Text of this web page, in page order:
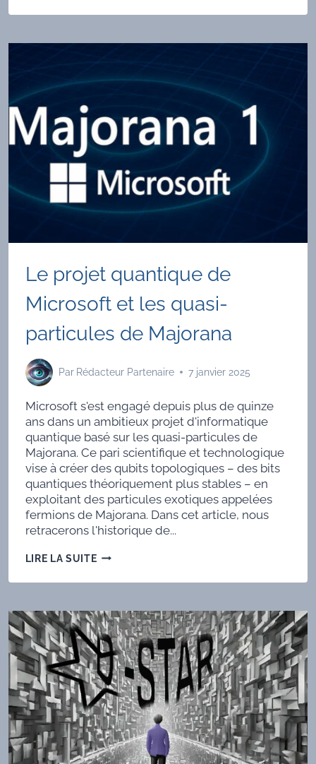
C’EST
Le projet quantique de
Microsoft et les quasi-
particules de Majorana
Par Rédacteur Partenaire 7 janvier 2025
Microsoft s'est engagé depuis plus de quinze
ans dans un ambitieux projet d'informatique
quantique basé sur les quasi-particules de
Majorana. Ce pari scientifique et technologique
vise à créer des qubits topologiques – des bits
quantiques théoriquement plus stables – en
exploitant des particules exotiques appelées
fermions de Majorana. Dans cet article, nous
retracerons l'historique de...
LIRE LA SUITELE
QUANTIQUE
ET
LES
QUASI-
PARTICULES
DE
MAJORANA